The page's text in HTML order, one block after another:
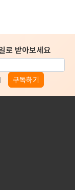
로 받아보세요
구독하기